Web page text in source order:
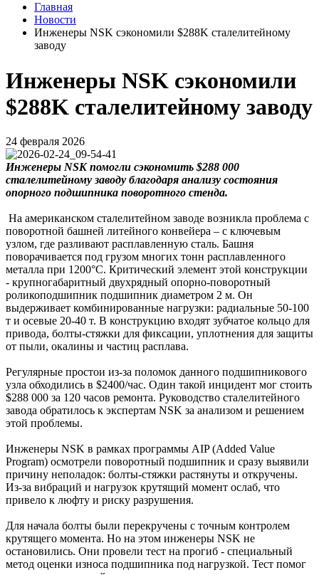
Главная
Новости
Инженеры NSK сэкономили $288K сталелитейному
заводу
Инженеры NSK сэкономили
$288K сталелитейному заводу
24 февраля 2026
Инженеры NSK помогли сэкономить $288 000
сталелитейному заводу благодаря анализу состояния
опорного подшипника поворотного стенда.
На американском сталелитейном заводе возникла проблема с
поворотной башней литейного конвейера – с ключевым
узлом, где разливают расплавленную сталь. Башня
поворачивается под грузом многих тонн расплавленного
металла при 1200°C. Критический элемент этой конструкции
- крупногабаритный двухрядный опорно-поворотный
роликоподшипник подшипник диаметром 2 м. Он
выдерживает комбинированные нагрузки: радиальные 50-100
т и осевые 20-40 т. В конструкцию входят зубчатое кольцо для
привода, болты-стяжки для фиксации, уплотнения для защиты
от пыли, окалины и частиц расплава.
Регулярные простои из-за поломок данного подшипникового
узла обходились в $2400/час. Один такой инцидент мог стоить
$288 000 за 120 часов ремонта. Руководство сталелитейного
завода обратилось к экспертам NSK за анализом и решением
этой проблемы.
Инженеры NSK в рамках программы AIP (Added Value
Program) осмотрели поворотный подшипник и сразу выявили
причину неполадок: болты-стяжки растянуты и откручены.
Из-за вибраций и нагрузок крутящий момент ослаб, что
привело к люфту и риску разрушения.
Для начала болты были перекручены с точным контролем
крутящего момента. Но на этом инженеры NSK не
остановились. Они провели тест на прогиб - специальный
метод оценки износа подшипника под нагрузкой. Тест помог